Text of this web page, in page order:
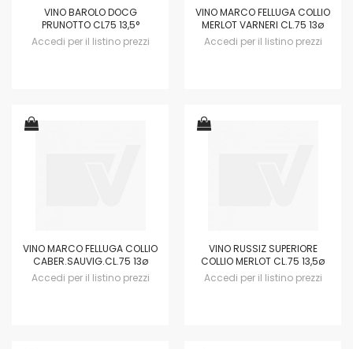
VINO BAROLO DOCG
PRUNOTTO CL75 13,5°
Accedi per il listino prezzi
VINO MARCO FELLUGA COLLIO
MERLOT VARNERI CL.75 13ø
Accedi per il listino prezzi
VINO MARCO FELLUGA COLLIO
CABER.SAUVIG.CL.75 13ø
Accedi per il listino prezzi
VINO RUSSIZ SUPERIORE
COLLIO MERLOT CL.75 13,5ø
Accedi per il listino prezzi